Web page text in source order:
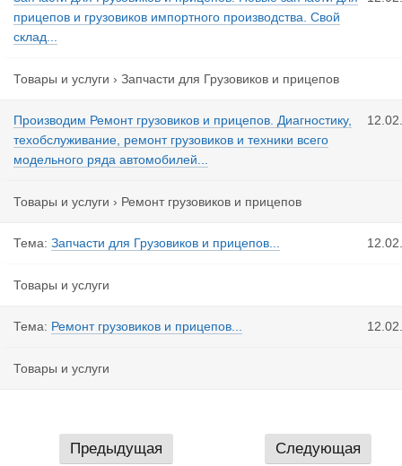
прицепов и грузовиков импортного производства. Свой
склад...
Товары и услуги › Запчасти для Грузовиков и прицепов
Производим Ремонт грузовиков и прицепов. Диагностику,
техобслуживание, ремонт грузовиков и техники всего
модельного ряда автомобилей...
Товары и услуги › Ремонт грузовиков и прицепов
Тема: Запчасти для Грузовиков и прицепов...
Товары и услуги
Тема: Ремонт грузовиков и прицепов...
Товары и услуги
Предыдущая Следующая